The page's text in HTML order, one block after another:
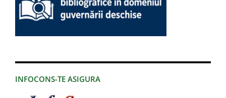
INFOCONS-TE ASIGURA